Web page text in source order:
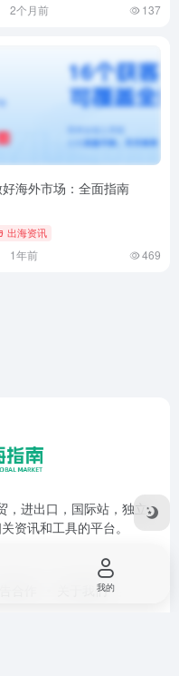
2个月前 137
海外市场：全面指南
出海资讯
1年前 469
，进出口，国际站，独立
资讯和工具的平台。
关于我们
我的